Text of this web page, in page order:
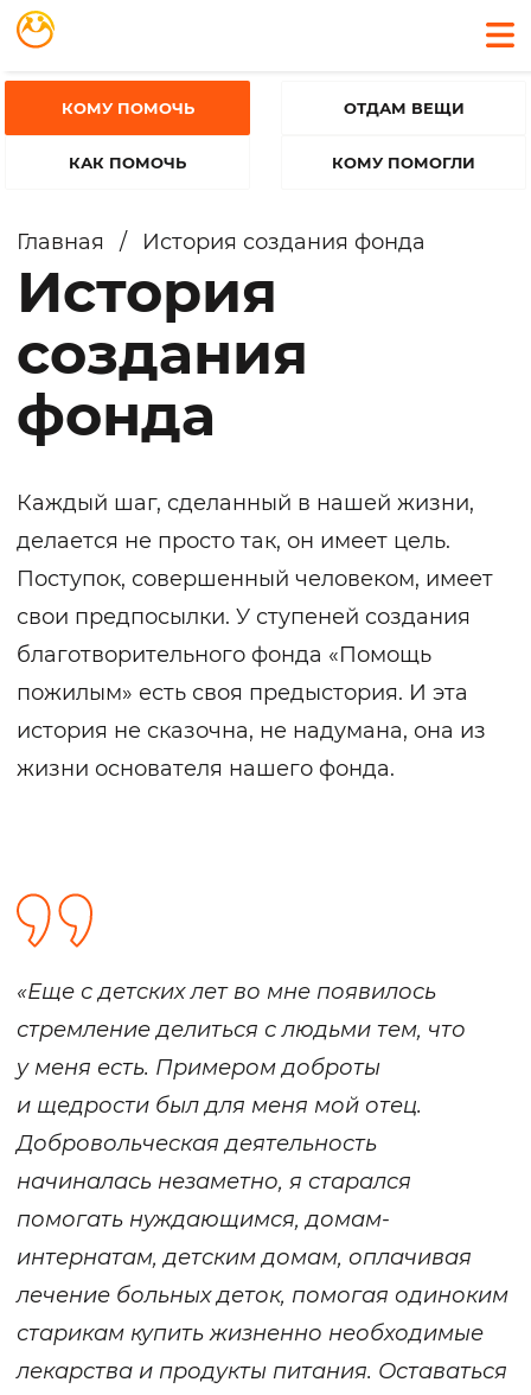
КОМУ ПОМОЧЬ
КАК ПОМОЧЬ
ОТДАМ ВЕЩИ
КОМУ ПОМОГЛИ
Главная / История создания фонда
История
создания
фонда
Каждый шаг, сделанный в нашей жизни,
делается не просто так, он имеет цель.
Поступок, совершенный человеком, имеет
свои предпосылки. У ступеней создания
благотворительного фонда «Помощь
пожилым» есть своя предыстория. И эта
история не сказочна, не надумана, она из
жизни основателя нашего фонда.
«Еще с детских лет во мне появилось
стремление делиться с людьми тем, что
у меня есть. Примером доброты
и щедрости был для меня мой отец.
Добровольческая деятельность
начиналась незаметно, я старался
помогать нуждающимся, домам-
интернатам, детским домам, оплачивая
лечение больных деток, помогая одиноким
старикам купить жизненно необходимые
лекарства и продукты питания. Оставаться